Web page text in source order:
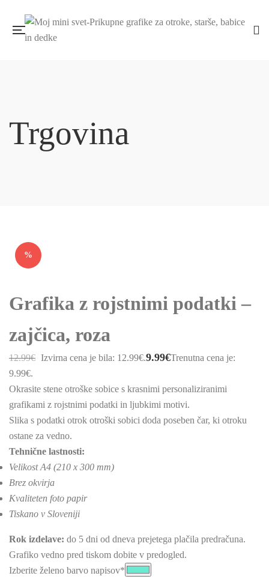
Trgovina
%
Grafika z rojstnimi podatki –
zajčica, roza
12.99€ Izvirna cena je bila: 12.99€.9.99€Trenutna cena je:
9.99€.
Okrasite stene otroške sobice s krasnimi personaliziranimi
grafikami z rojstnimi podatki in ljubkimi motivi.
Slika s podatki otrok otroški sobici doda poseben čar, ki otroku
ostane za vedno.
Tehnične lastnosti:
Velikost A4 (210 x 300 mm)
Brez okvirja
Kvaliteten foto papir
Tiskano v Sloveniji
Rok izdelave: do 5 dni od dneva prejetega plačila predračuna.
Grafiko vedno pred tiskom dobite v predogled.
Izberite želeno barvo napisov*